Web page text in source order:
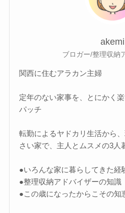
akemi
ブロガー/整理収納
関西に住むアラカン主婦
定年のない家事を、とにかく
パッチ
転勤によるヤドカリ生活から
さい家で、主人とムスメの3人
●いろんな家に暮らしてきた経
●整理収納アドバイザーの知識
●この歳になったからこその知